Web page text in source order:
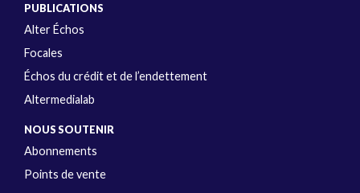
PUBLICATIONS
Alter Échos
Focales
Échos du crédit et de l’endettement
Altermedialab
NOUS SOUTENIR
Abonnements
Points de vente